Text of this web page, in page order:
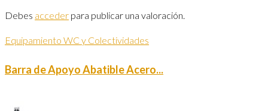
Debes acceder para publicar una valoración.
Equipamiento WC y Colectividades
Barra de Apoyo Abatible Acero...